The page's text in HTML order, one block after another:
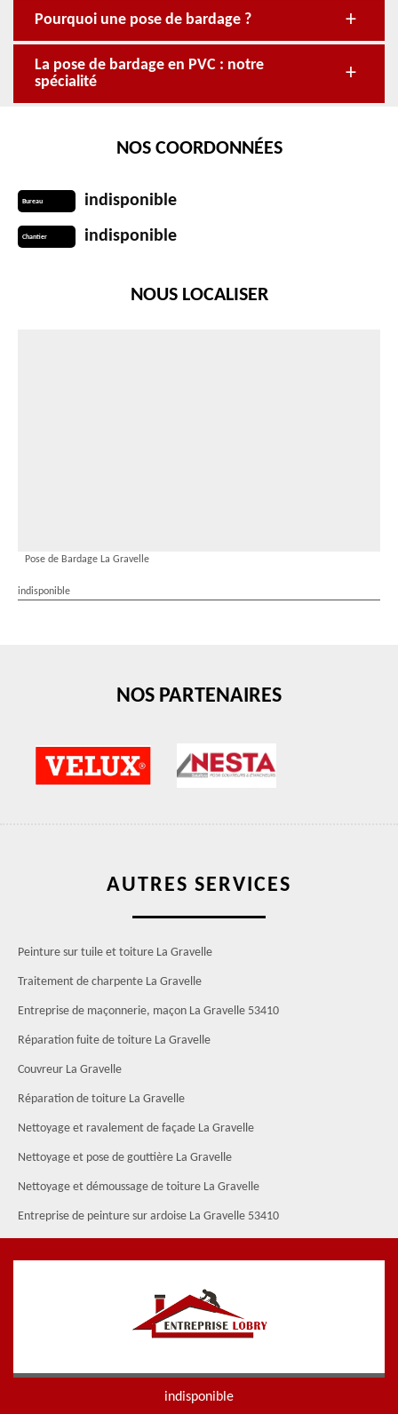
Pourquoi une pose de bardage ?
La pose de bardage en PVC : notre
spécialité
NOS COORDONNÉES
Bureau indisponible
Chantier indisponible
NOUS LOCALISER
Pose de Bardage La Gravelle
indisponible
NOS PARTENAIRES
AUTRES SERVICES
Peinture sur tuile et toiture La Gravelle
Traitement de charpente La Gravelle
Entreprise de maçonnerie, maçon La Gravelle 53410
Réparation fuite de toiture La Gravelle
Couvreur La Gravelle
Réparation de toiture La Gravelle
Nettoyage et ravalement de façade La Gravelle
Nettoyage et pose de gouttière La Gravelle
Nettoyage et démoussage de toiture La Gravelle
Entreprise de peinture sur ardoise La Gravelle 53410
indisponible